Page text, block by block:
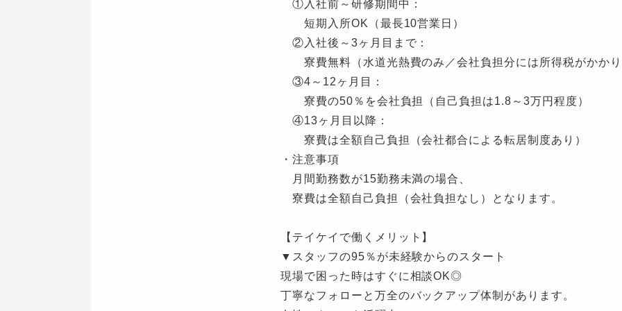
①入社前～研修期間中：
短期入所OK（最長10営業日）
②入社後～3ヶ月目まで：
寮費無料（水道光熱費のみ／会社負担分には所得税がかか
③4～12ヶ月目：
寮費の50％を会社負担（自己負担は1.8～3万円程度）
④13ヶ月目以降：
寮費は全額自己負担（会社都合による転居制度あり）
・注意事項
月間勤務数が15勤務未満の場合、
寮費は全額自己負担（会社負担なし）となります。
【テイケイで働くメリット】
▼スタッフの95％が未経験からのスタート
現場で困った時はすぐに相談OK◎
丁寧なフォローと万全のバックアップ体制があります。